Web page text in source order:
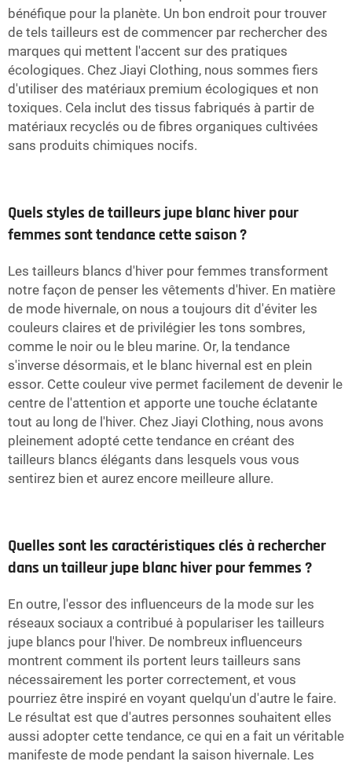
bénéfique pour la planète. Un bon endroit pour trouver
de tels tailleurs est de commencer par rechercher des
marques qui mettent l'accent sur des pratiques
écologiques. Chez Jiayi Clothing, nous sommes fiers
d'utiliser des matériaux premium écologiques et non
toxiques. Cela inclut des tissus fabriqués à partir de
matériaux recyclés ou de fibres organiques cultivées
sans produits chimiques nocifs.
Quels styles de tailleurs jupe blanc hiver pour
femmes sont tendance cette saison ?
Les tailleurs blancs d'hiver pour femmes transforment
notre façon de penser les vêtements d'hiver. En matière
de mode hivernale, on nous a toujours dit d'éviter les
couleurs claires et de privilégier les tons sombres,
comme le noir ou le bleu marine. Or, la tendance
s'inverse désormais, et le blanc hivernal est en plein
essor. Cette couleur vive permet facilement de devenir le
centre de l'attention et apporte une touche éclatante
tout au long de l'hiver. Chez Jiayi Clothing, nous avons
pleinement adopté cette tendance en créant des
tailleurs blancs élégants dans lesquels vous vous
sentirez bien et aurez encore meilleure allure.
Quelles sont les caractéristiques clés à rechercher
dans un tailleur jupe blanc hiver pour femmes ?
En outre, l'essor des influenceurs de la mode sur les
réseaux sociaux a contribué à populariser les tailleurs
jupe blancs pour l'hiver. De nombreux influenceurs
montrent comment ils portent leurs tailleurs sans
nécessairement les porter correctement, et vous
pourriez être inspiré en voyant quelqu'un d'autre le faire.
Le résultat est que d'autres personnes souhaitent elles
aussi adopter cette tendance, ce qui en a fait un véritable
manifeste de mode pendant la saison hivernale. Les